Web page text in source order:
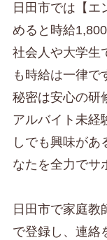
日田市では【エ
めると時給1,800
社会人や大学生
も時給は一律で
秘密は安心の研
アルバイト未経
しでも興味があ
なたを全力でサ
日田市で家庭教
で登録し、連絡